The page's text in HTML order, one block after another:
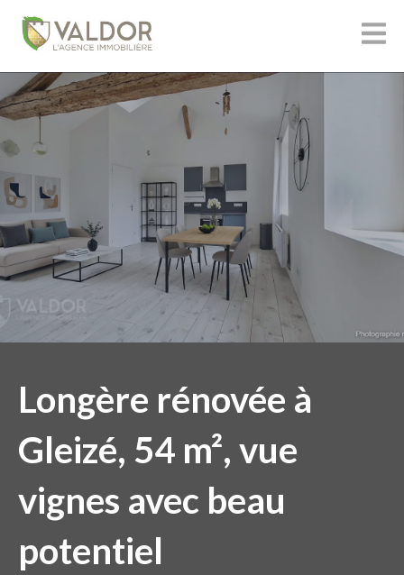
Longère rénovée à
Gleizé, 54 m², vue
vignes avec beau
potentiel